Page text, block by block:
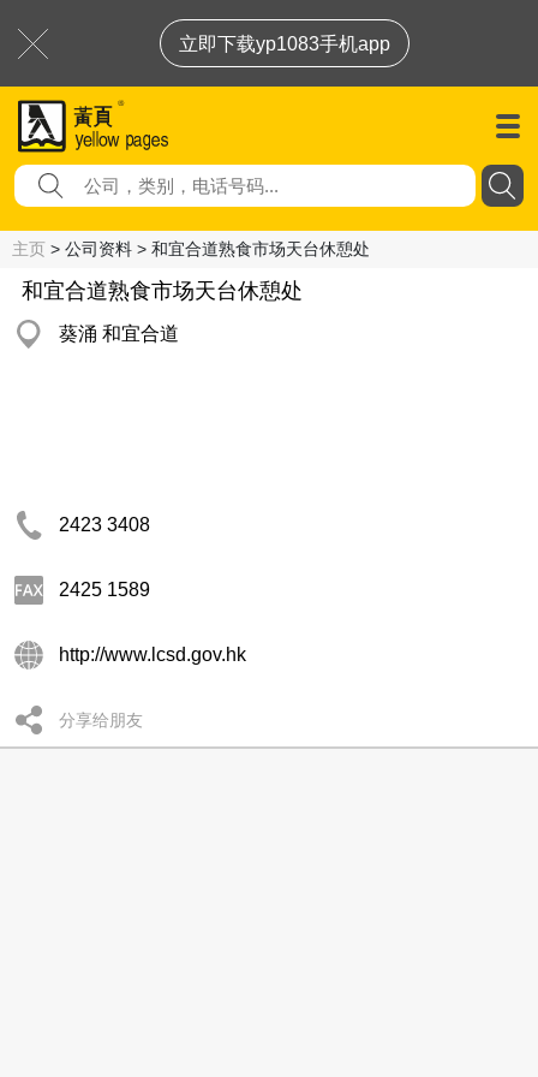
立即下载yp1083手机app
主页 > 公司资料 > 和宜合道熟食市场天台休憩处
和宜合道熟食市场天台休憩处
葵涌 和宜合道
2423 3408
2425 1589
http://www.lcsd.gov.hk
分享给朋友